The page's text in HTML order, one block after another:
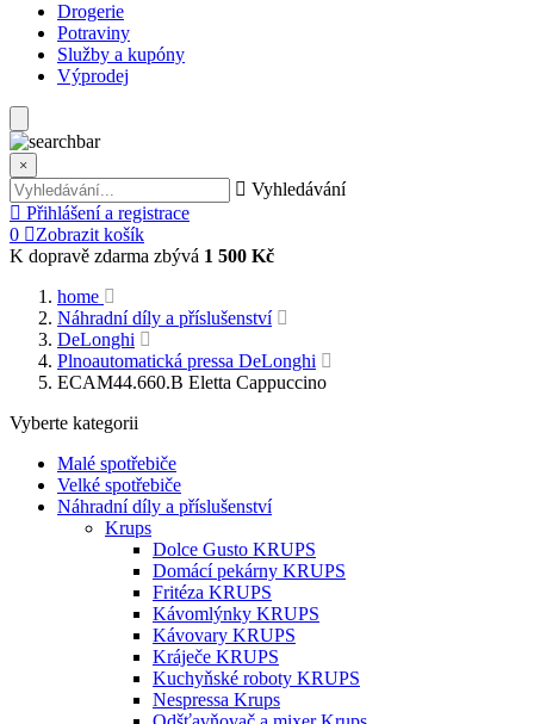
Drogerie
Potraviny
Služby a kupóny
Výprodej
×
Vyhledávání
Přihlášení a registrace
0
Zobrazit košík
K dopravě zdarma zbývá 1 500 Kč
home
Náhradní díly a příslušenství
DeLonghi
Plnoautomatická pressa DeLonghi
ECAM44.660.B Eletta Cappuccino
Vyberte kategorii
Malé spotřebiče
Velké spotřebiče
Náhradní díly a příslušenství
Krups
Dolce Gusto KRUPS
Domácí pekárny KRUPS
Fritéza KRUPS
Kávomlýnky KRUPS
Kávovary KRUPS
Kráječe KRUPS
Kuchyňské roboty KRUPS
Nespressa Krups